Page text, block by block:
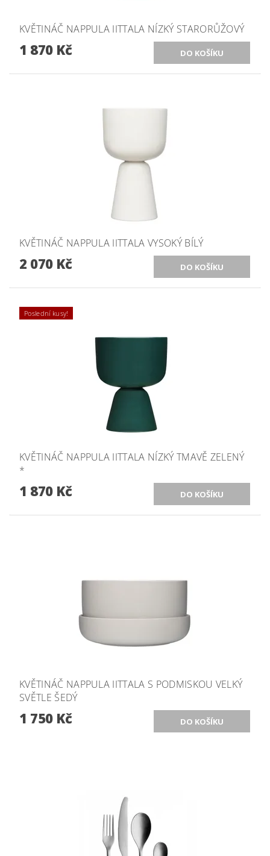
KVĚTINÁČ NAPPULA IITTALA NÍZKÝ STARORŮŽOVÝ
1 870 Kč
KVĚTINÁČ NAPPULA IITTALA VYSOKÝ BÍLÝ
2 070 Kč
Poslední kusy!
KVĚTINÁČ NAPPULA IITTALA NÍZKÝ TMAVĚ ZELENÝ
*
1 870 Kč
KVĚTINÁČ NAPPULA IITTALA S PODMISKOU VELKÝ
SVĚTLE ŠEDÝ
1 750 Kč